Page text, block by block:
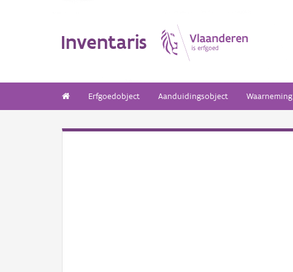
Inventaris
Erfgoedobject Aanduidingsobject Waarneming